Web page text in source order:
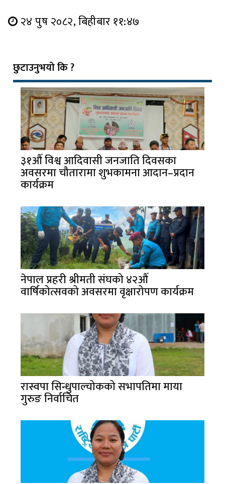
२४ पुष २०८२, बिहीबार ११:४७
छुटाउनुभयो कि ?
३१औँ विश्व आदिवासी जनजाति दिवसका
अवसरमा चौतारामा शुभकामना आदान–प्रदान
कार्यक्रम
नेपाल प्रहरी श्रीमती संघको ४२औँ
वार्षिकोत्सवको अवसरमा वृक्षारोपण कार्यक्रम
रास्वपा सिन्धुपाल्चोकको सभापतिमा माया
गुरुङ निर्वाचित